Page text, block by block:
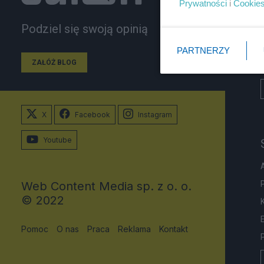
Podziel się swoją opinią
ZAŁÓŻ BLOG
X Facebook Instagram
Youtube
Web Content Media sp. z o. o.
© 2022
Pomoc O nas Praca Reklama Kontakt
Prywatności i Cookies
PARTNERZY